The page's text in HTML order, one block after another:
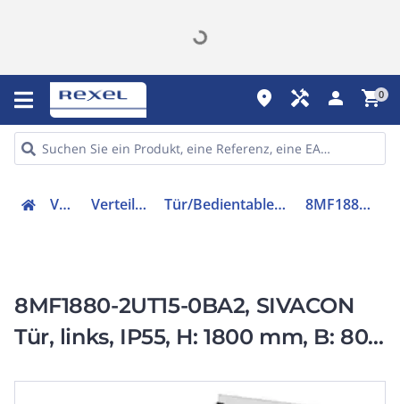
place handyman person shopping_cart0
Verteiler Verteilerzubehör Tür/Bedientableau (Schaltschrank) 8MF18802UT150BA2
8MF1880-2UT15-0BA2, SIVACON
Tür, links, IP55, H: 1800 mm, B: 800